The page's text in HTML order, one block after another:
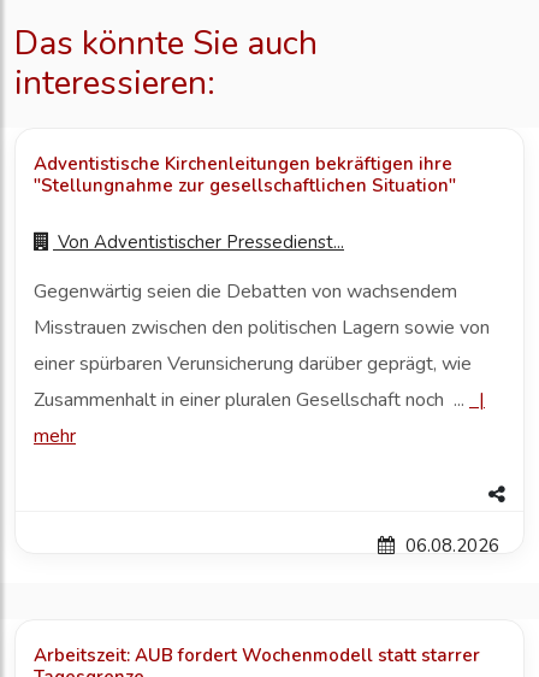
Das könnte Sie auch
interessieren:
Adventistische Kirchenleitungen bekräftigen ihre
"Stellungnahme zur gesellschaftlichen Situation"
Von Adventistischer Pressedienst...
Gegenwärtig seien die Debatten von wachsendem
Misstrauen zwischen den politischen Lagern sowie von
einer spürbaren Verunsicherung darüber geprägt, wie
Zusammenhalt in einer pluralen Gesellschaft noch ...
|
mehr
06.08.2026
Arbeitszeit: AUB fordert Wochenmodell statt starrer